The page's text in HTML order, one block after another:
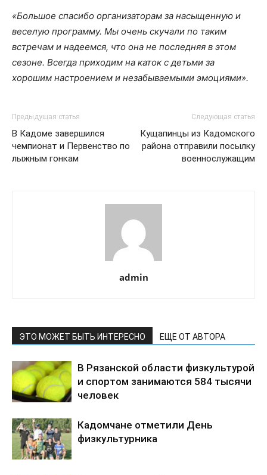
«Большое спасибо организаторам за насыщенную и
веселую программу. Мы очень скучали по таким
встречам и надеемся, что она не последняя в этом
сезоне. Всегда приходим на каток с детьми за
хорошим настроением и незабываемыми эмоциями».
Предыдущая статья
В Кадоме завершился
чемпионат и Первенство по
лыжным гонкам
Следующая статья
Кущапинцы из Кадомского
района отправили посылку
военнослужащим
admin
ЭТО МОЖЕТ БЫТЬ ИНТЕРЕСНО ЕЩЕ ОТ АВТОРА
В Рязанской области физкультурой
и спортом занимаются 584 тысячи
человек
Кадомчане отметили День
физкультурника